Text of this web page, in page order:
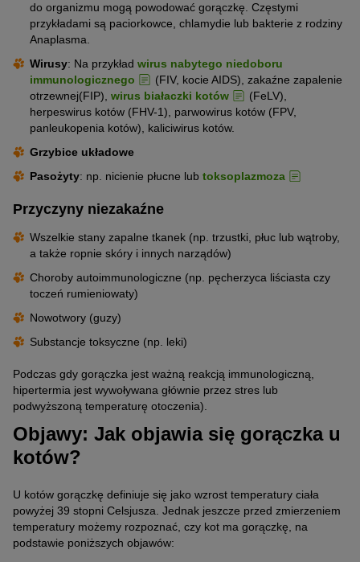
do organizmu mogą powodować gorączkę. Częstymi
przykładami są paciorkowce, chlamydie lub bakterie z rodziny
Anaplasma.
Wirusy: Na przykład wirus nabytego niedoboru
immunologicznego
(FIV, kocie AIDS), zakaźne zapalenie
otrzewnej(FIP), wirus białaczki kotów
(FeLV),
herpeswirus kotów (FHV-1), parwowirus kotów (FPV,
panleukopenia kotów), kaliciwirus kotów.
Grzybice układowe
Pasożyty: np. nicienie płucne lub toksoplazmoza
Przyczyny niezakaźne
Wszelkie stany zapalne tkanek (np. trzustki, płuc lub wątroby,
a także ropnie skóry i innych narządów)
Choroby autoimmunologiczne (np. pęcherzyca liściasta czy
toczeń rumieniowaty)
Nowotwory (guzy)
Substancje toksyczne (np. leki)
Podczas gdy gorączka jest ważną reakcją immunologiczną,
hipertermia jest wywoływana głównie przez stres lub
podwyższoną temperaturę otoczenia).
Objawy: Jak objawia się gorączka u
kotów?
U kotów gorączkę definiuje się jako wzrost temperatury ciała
powyżej 39 stopni Celsjusza. Jednak jeszcze przed zmierzeniem
temperatury możemy rozpoznać, czy kot ma gorączkę, na
podstawie poniższych objawów: